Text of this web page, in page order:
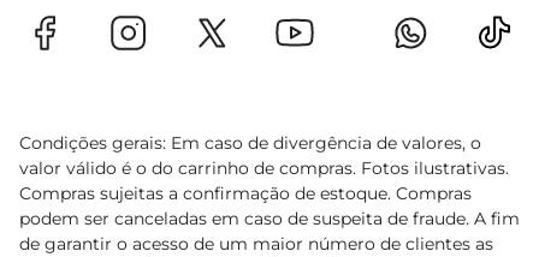
Condições gerais: Em caso de divergência de valores, o
valor válido é o do carrinho de compras. Fotos ilustrativas.
Compras sujeitas a confirmação de estoque. Compras
podem ser canceladas em caso de suspeita de fraude. A fim
de garantir o acesso de um maior número de clientes as